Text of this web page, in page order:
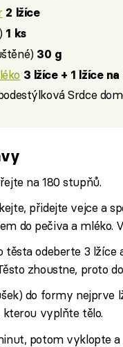
2 lžíce
1 ks
30 g
3 lžíce + 1 lžíce
Srdce
na 180 stupňů.
přidejte vejce a
do pečiva a mléko.
těsta odeberte 3 lžíce
zhoustne, proto
do formy nejprve
kterou vyplňte tělo.
potom vyklopte